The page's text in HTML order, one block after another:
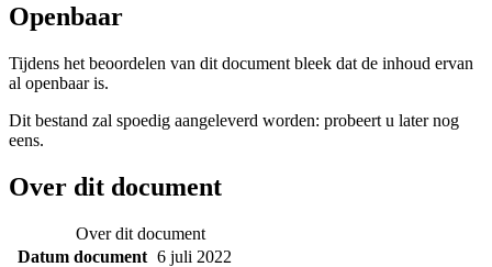
Openbaar
Tijdens het beoordelen van dit document bleek dat de inhoud ervan
al openbaar is.
Dit bestand zal spoedig aangeleverd worden: probeert u later nog
eens.
Over dit document
Over dit document
Datum document 6 juli 2022